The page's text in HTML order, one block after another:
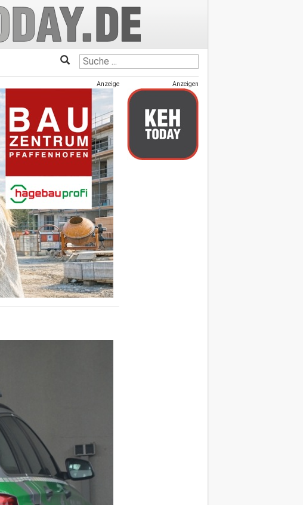
Anzeige Anzeigen